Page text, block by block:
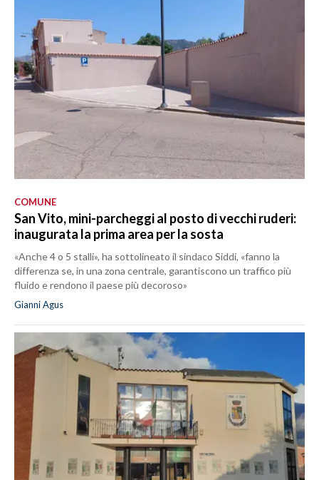
COMUNE
San Vito, mini-parcheggi al posto di vecchi ruderi:
inaugurata la prima area per la sosta
«Anche 4 o 5 stalli», ha sottolineato il sindaco Siddi, «fanno la
differenza se, in una zona centrale, garantiscono un traffico più
fluido e rendono il paese più decoroso»
Gianni Agus